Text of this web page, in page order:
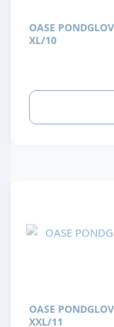
OASE
XL/10
OASE
XXL/11